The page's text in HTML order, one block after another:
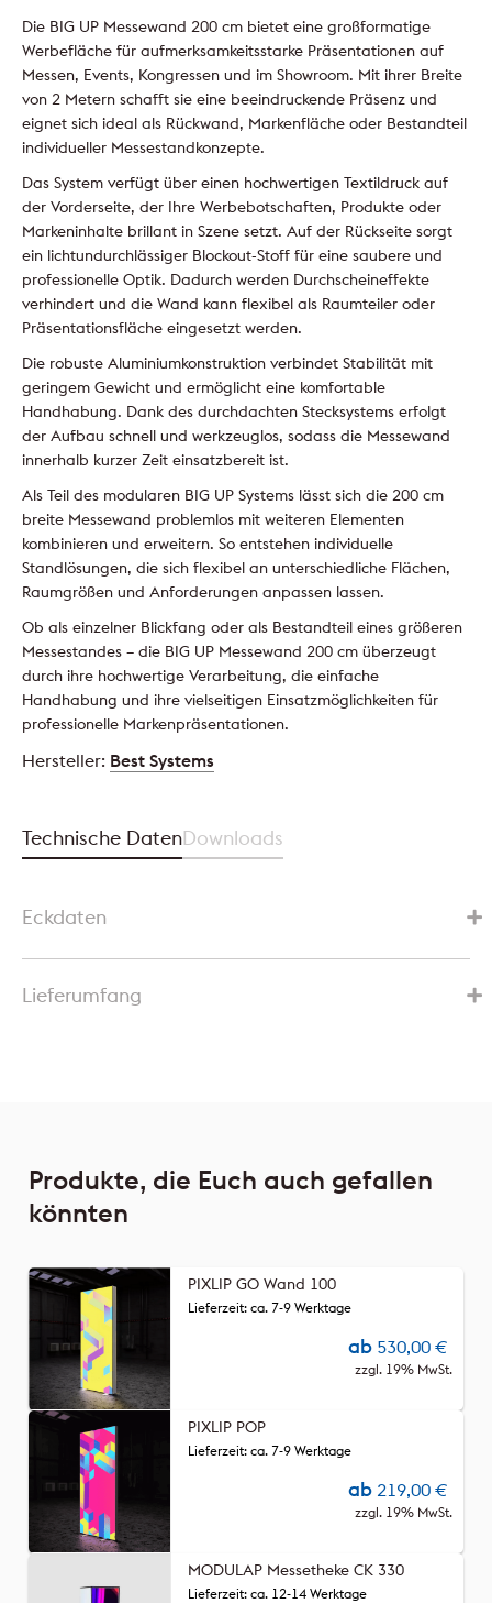
Die BIG UP Messewand 200 cm bietet eine großformatige
Werbefläche für aufmerksamkeitsstarke Präsentationen auf
Messen, Events, Kongressen und im Showroom. Mit ihrer Breite
von 2 Metern schafft sie eine beeindruckende Präsenz und
eignet sich ideal als Rückwand, Markenfläche oder Bestandteil
individueller Messestandkonzepte.
Das System verfügt über einen hochwertigen Textildruck auf
der Vorderseite, der Ihre Werbebotschaften, Produkte oder
Markeninhalte brillant in Szene setzt. Auf der Rückseite sorgt
ein lichtundurchlässiger Blockout-Stoff für eine saubere und
professionelle Optik. Dadurch werden Durchscheineffekte
verhindert und die Wand kann flexibel als Raumteiler oder
Präsentationsfläche eingesetzt werden.
Die robuste Aluminiumkonstruktion verbindet Stabilität mit
geringem Gewicht und ermöglicht eine komfortable
Handhabung. Dank des durchdachten Stecksystems erfolgt
der Aufbau schnell und werkzeuglos, sodass die Messewand
innerhalb kurzer Zeit einsatzbereit ist.
Als Teil des modularen BIG UP Systems lässt sich die 200 cm
breite Messewand problemlos mit weiteren Elementen
kombinieren und erweitern. So entstehen individuelle
Standlösungen, die sich flexibel an unterschiedliche Flächen,
Raumgrößen und Anforderungen anpassen lassen.
Ob als einzelner Blickfang oder als Bestandteil eines größeren
Messestandes – die BIG UP Messewand 200 cm überzeugt
durch ihre hochwertige Verarbeitung, die einfache
Handhabung und ihre vielseitigen Einsatzmöglichkeiten für
professionelle Markenpräsentationen.
Hersteller: Best Systems
Technische DatenDownloads
Eckdaten
Lieferumfang
Produkte, die Euch auch gefallen
könnten
PIXLIP GO Wand 100
ab 530,00 €
zzgl. 19% MwSt.
Lieferzeit: ca. 7-9 Werktage
PIXLIP POP
ab 219,00 €
zzgl. 19% MwSt.
Lieferzeit: ca. 7-9 Werktage
MODULAP Messetheke CK 330
Lieferzeit: ca. 12-14 Werktage